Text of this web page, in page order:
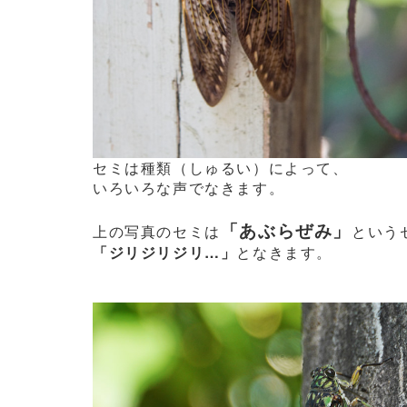
セミは種類（しゅるい）によって、
いろいろな声でなきます。
上の写真のセミは 「あぶらぜみ」
という
「ジリジリジリ…」 となきます。